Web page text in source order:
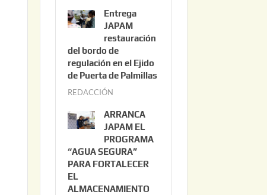
o
s
t
o
3
2
0
2
6
Entrega
JAPAM
restauración
del bordo de
regulación en el Ejido
de Puerta de Palmillas
REDACCIÓN
l
i
o
2
ARRANCA
JAPAM EL
PROGRAMA
“AGUA SEGURA”
PARA FORTALECER
EL
ALMACENAMIENTO